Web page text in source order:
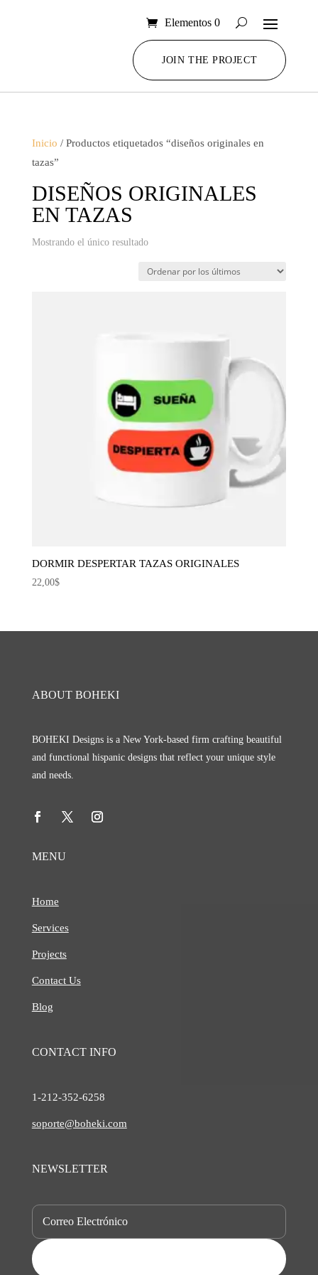
Elementos 0
JOIN THE PROJECT
Inicio / Productos etiquetados “diseños originales en
tazas”
DISEÑOS ORIGINALES
EN TAZAS
Mostrando el único resultado
DORMIR DESPERTAR TAZAS ORIGINALES
22,00$
ABOUT BOHEKI
BOHEKI Designs is a New York-based firm crafting beautiful
and functional hispanic designs that reflect your unique style
and needs.
MENU
Home
Services
Projects
Contact Us
Blog
CONTACT INFO
1-212-352-6258
soporte@boheki.com
NEWSLETTER